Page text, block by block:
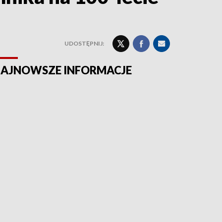
UDOSTĘPNIJ:
INFORMACJE